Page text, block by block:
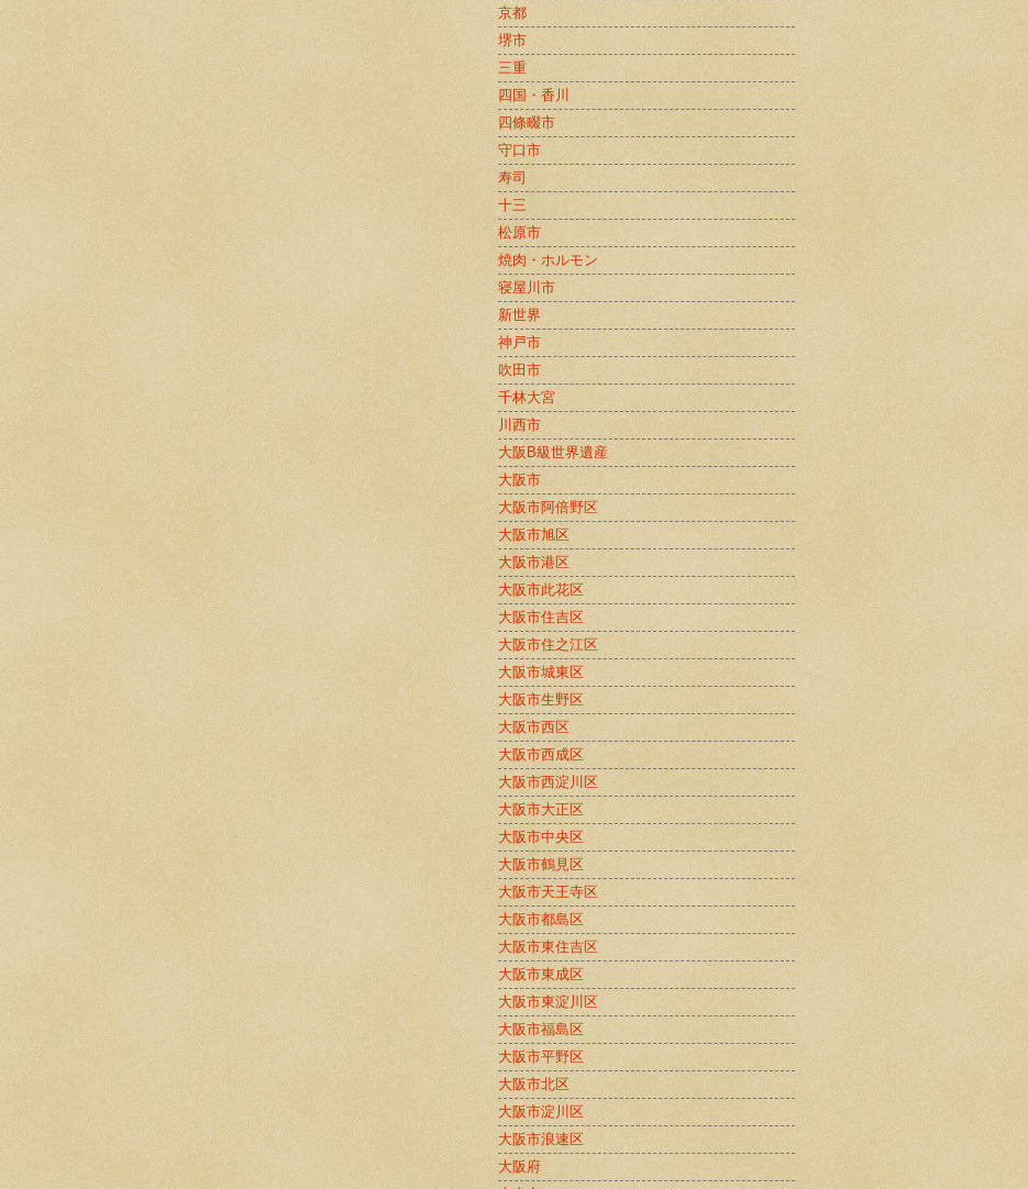
京都
堺市
三重
四国・香川
四條畷市
守口市
寿司
十三
松原市
焼肉・ホルモン
寝屋川市
新世界
神戸市
吹田市
千林大宮
川西市
大阪B級世界遺産
大阪市
大阪市阿倍野区
大阪市旭区
大阪市港区
大阪市此花区
大阪市住吉区
大阪市住之江区
大阪市城東区
大阪市生野区
大阪市西区
大阪市西成区
大阪市西淀川区
大阪市大正区
大阪市中央区
大阪市鶴見区
大阪市天王寺区
大阪市都島区
大阪市東住吉区
大阪市東成区
大阪市東淀川区
大阪市福島区
大阪市平野区
大阪市北区
大阪市淀川区
大阪市浪速区
大阪府